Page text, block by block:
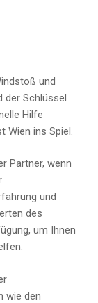
und
der Schlüssel
Hilfe
Wien ins Spiel.
Partner, wenn
und
des
um Ihnen
wie den